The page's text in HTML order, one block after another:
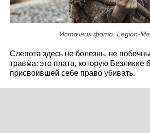
Источник фото: Legion-
Слепота здесь не болезнь, не
травма: это плата, которую Безликие
присвоившей себе право убивать.